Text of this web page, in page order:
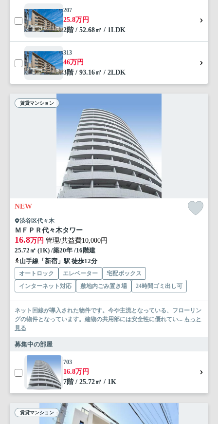
207
25.8万円
2階 / 52.68㎡ / 1LDK
313
46万円
3階 / 93.16㎡ / 2LDK
賃貸マンション
NEW
渋谷区代々木
ＭＦＰＲ代々木タワー
16.8万円 管理/共益費10,000円
25.72㎡ (1K) /築20年 /16階建
山手線「新宿」駅 徒歩12分
オートロック エレベーター
宅配ボックス
インターネット対応
敷地内ごみ置き場 24時間ゴミ出し可
ネット回線が導入された物件です。今や主流となっている、フローリン
グの物件となっています。建物の共用部には安全性に優れてい... もっと
見る
募集中の部屋
703
16.8万円
7階 / 25.72㎡ / 1K
賃貸マンション